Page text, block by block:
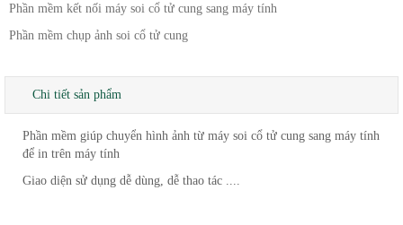
Phần mềm kết nối máy soi cổ tử cung sang máy tính
Phần mềm chụp ảnh soi cổ tử cung
Chi tiết sản phẩm
Phần mềm giúp chuyển hình ảnh từ máy soi cổ tử cung sang máy tính
để in trên máy tính
Giao diện sử dụng dễ dùng, dễ thao tác ....